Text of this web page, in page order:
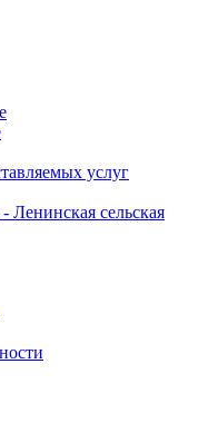
услуг
сельская